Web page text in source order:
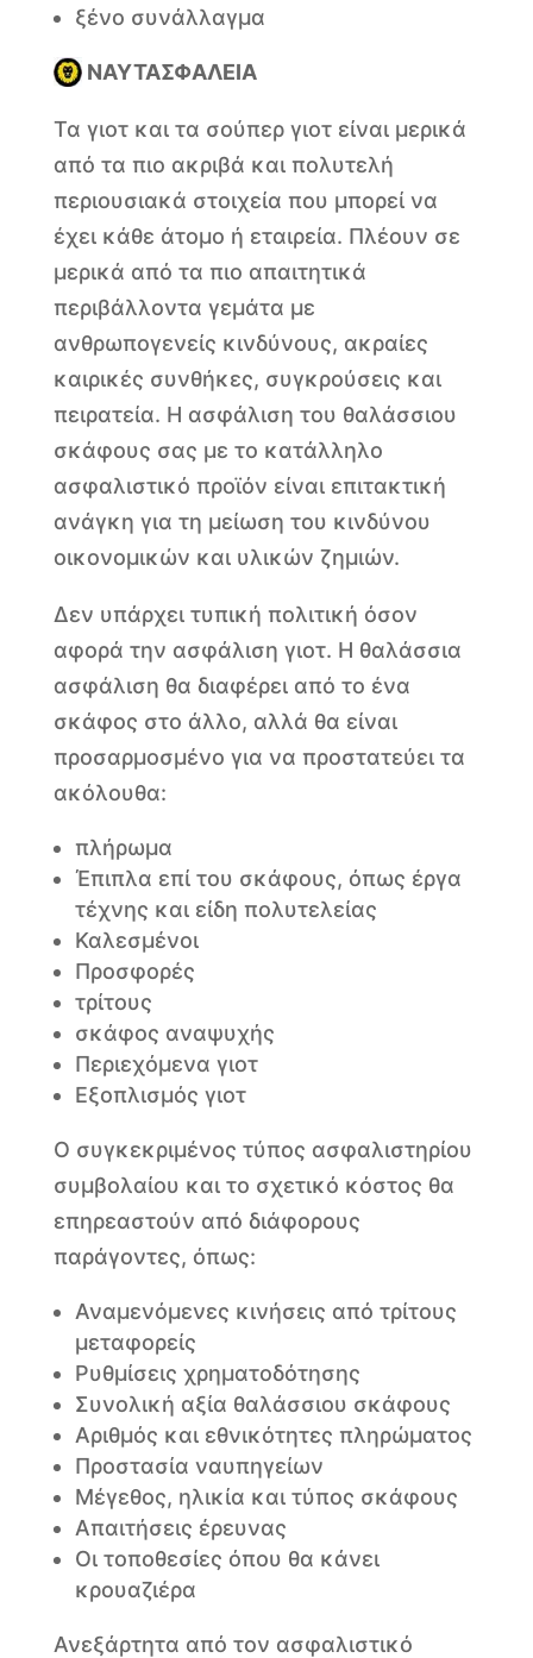
ξένο συνάλλαγμα
ΝΑΥΤΑΣΦΑΛΕΙΑ
Τα γιοτ και τα σούπερ γιοτ είναι μερικά
από τα πιο ακριβά και πολυτελή
περιουσιακά στοιχεία που μπορεί να
έχει κάθε άτομο ή εταιρεία. Πλέουν σε
μερικά από τα πιο απαιτητικά
περιβάλλοντα γεμάτα με
ανθρωπογενείς κινδύνους, ακραίες
καιρικές συνθήκες, συγκρούσεις και
πειρατεία. Η ασφάλιση του θαλάσσιου
σκάφους σας με το κατάλληλο
ασφαλιστικό προϊόν είναι επιτακτική
ανάγκη για τη μείωση του κινδύνου
οικονομικών και υλικών ζημιών.
Δεν υπάρχει τυπική πολιτική όσον
αφορά την ασφάλιση γιοτ. Η θαλάσσια
ασφάλιση θα διαφέρει από το ένα
σκάφος στο άλλο, αλλά θα είναι
προσαρμοσμένο για να προστατεύει τα
ακόλουθα:
πλήρωμα
Έπιπλα επί του σκάφους, όπως έργα
τέχνης και είδη πολυτελείας
Καλεσμένοι
Προσφορές
τρίτους
σκάφος αναψυχής
Περιεχόμενα γιοτ
Εξοπλισμός γιοτ
Ο συγκεκριμένος τύπος ασφαλιστηρίου
συμβολαίου και το σχετικό κόστος θα
επηρεαστούν από διάφορους
παράγοντες, όπως:
Αναμενόμενες κινήσεις από τρίτους
μεταφορείς
Ρυθμίσεις χρηματοδότησης
Συνολική αξία θαλάσσιου σκάφους
Αριθμός και εθνικότητες πληρώματος
Προστασία ναυπηγείων
Μέγεθος, ηλικία και τύπος σκάφους
Απαιτήσεις έρευνας
Οι τοποθεσίες όπου θα κάνει
κρουαζιέρα
Ανεξάρτητα από τον ασφαλιστικό